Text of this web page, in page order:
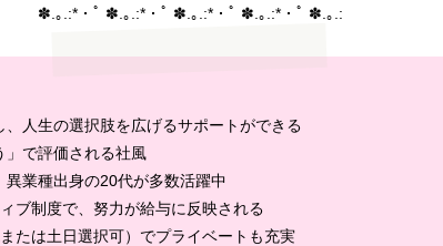
✽.｡.:*・ﾟ ✽.｡.:*・ﾟ ✽.｡.:*・ﾟ ✽.｡.:*・ﾟ ✽.｡.:
人生の選択肢を広げるサポートができる
で評価される社風
業種出身の20代が多数活躍中
ブ制度で、努力が給与に反映される
たは土日選択可）でプライベートも充実